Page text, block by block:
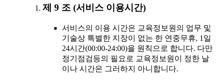
제 9 조 (서비스 이용시간)
서비스의 이용 시간은 교육정보원의 업무 및
기술상 특별한 지장이 없는 한 연중무휴, 1일
24시간(00:00-24:00)을 원칙으로 합니다. 다만
정기점검등의 필요로 교육정보원이 정한 날
이나 시간은 그러하지 아니합니다.